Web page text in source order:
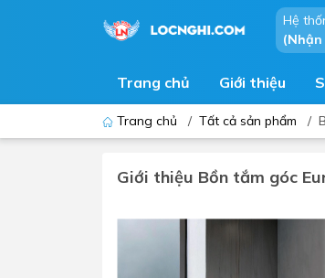
Hệ
Trang chủ Giới thiệu
Lavabo - Chậu rửa mặt
Trang chủ / Tất cả sản phẩm /
Giới thiệu Bồn tắm góc